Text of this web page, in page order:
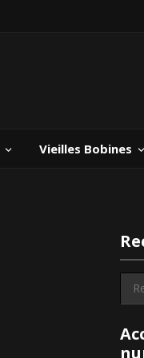
Vieilles Bobines